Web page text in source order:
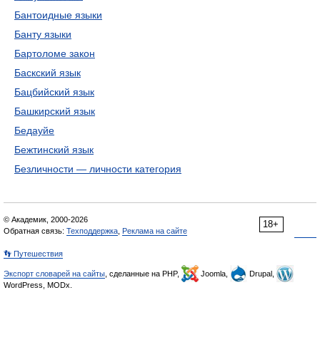
Бантоидные языки
Банту языки
Бартоломе закон
Баскский язык
Бацбийский язык
Башкирский язык
Бедауйе
Бежтинский язык
Безличности — личности категория
18+
© Академик, 2000-2026
Обратная связь: Техподдержка Реклама на сайте
👣 Путешествия
Экспорт словарей на сайты , сделанные на PHP, Joomla,
Drupal,
WordPress, MODx.